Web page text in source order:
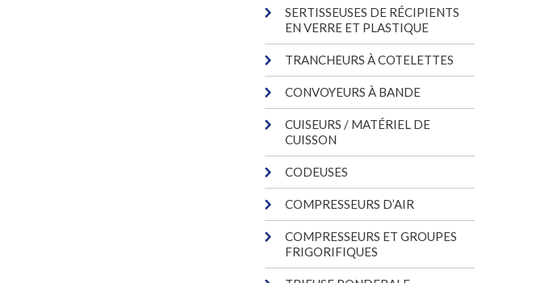
SERTISSEUSES DE RÉCIPIENTS
EN VERRE ET PLASTIQUE
TRANCHEURS À COTELETTES
CONVOYEURS À BANDE
CUISEURS / MATÉRIEL DE
CUISSON
CODEUSES
COMPRESSEURS D’AIR
COMPRESSEURS ET GROUPES
FRIGORIFIQUES